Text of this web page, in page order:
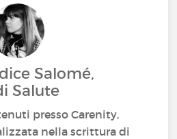
Salomé,
Salute
presso Carenity,
nella scrittura di